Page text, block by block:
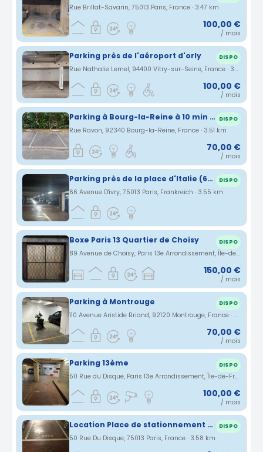
Rue Brillat-Savarin, 75013 Paris, France · 3.47 km
100,00 €
/ mois
Parking près de l'aéroport d'orly DISPO
Rue Nathalie Lemel, 94400 Vitry-sur-Seine, France · 3.5 km
100,00 €
/ mois
Parking à Bourg-la-Reine à 10 min de la gare RER DISPO
Rue Ravon, 92340 Bourg-la-Reine, France · 3.51 km
70,00 €
/ mois
Parking près de la place d'Italie (66 avenue d'Ivry) en sous-terrain DISPO
66 Avenue D'ivry, 75013 Paris, Frankreich · 3.55 km
Boxe Paris 13 Quartier de Choisy DISPO
89 Avenue de Choisy, Paris 13e Arrondissement, Île-de-France, France · 3.55 km
150,00 €
/ mois
Parking à Montrouge DISPO
110 Avenue Aristide Briand, 92120 Montrouge, France · 3.56 km
70,00 €
/ mois
Parking 13ème DISPO
50 Rue du Disque, Paris 13e Arrondissement, Île-de-France, France · 3.58 km
100,00 €
/ mois
Location Place de stationnement 90€ DISPO
50 Rue Du Disque, 75013 Paris, France · 3.58 km